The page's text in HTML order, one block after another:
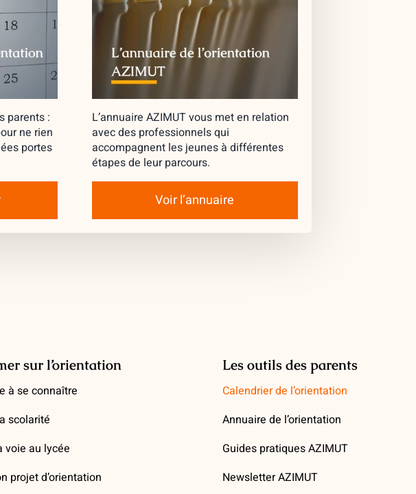
parents :
ne rien
portes
L’annuaire AZIMUT vous met en relation
avec des professionnels qui
accompagnent les jeunes à différentes
étapes de leur parcours.
Voir l’annuaire
sur l’orientation
à se connaître
scolarité
voie au lycée
projet d’orientation
Les outils des parents
Calendrier de l’orientation
Annuaire de l’orientation
Guides pratiques AZIMUT
Newsletter AZIMUT